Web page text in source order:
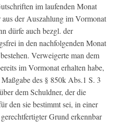
im laufenden Monat
der Auszahlung im Vormonat
dürfe auch bezgl. der
in den nachfolgenden Monat
Verweigerte man dem
im Vormonat erhalten habe,
des § 850k Abs.1 S. 3
dem Schuldner, der die
den sie bestimmt sei, in einer
Grund erkennbar